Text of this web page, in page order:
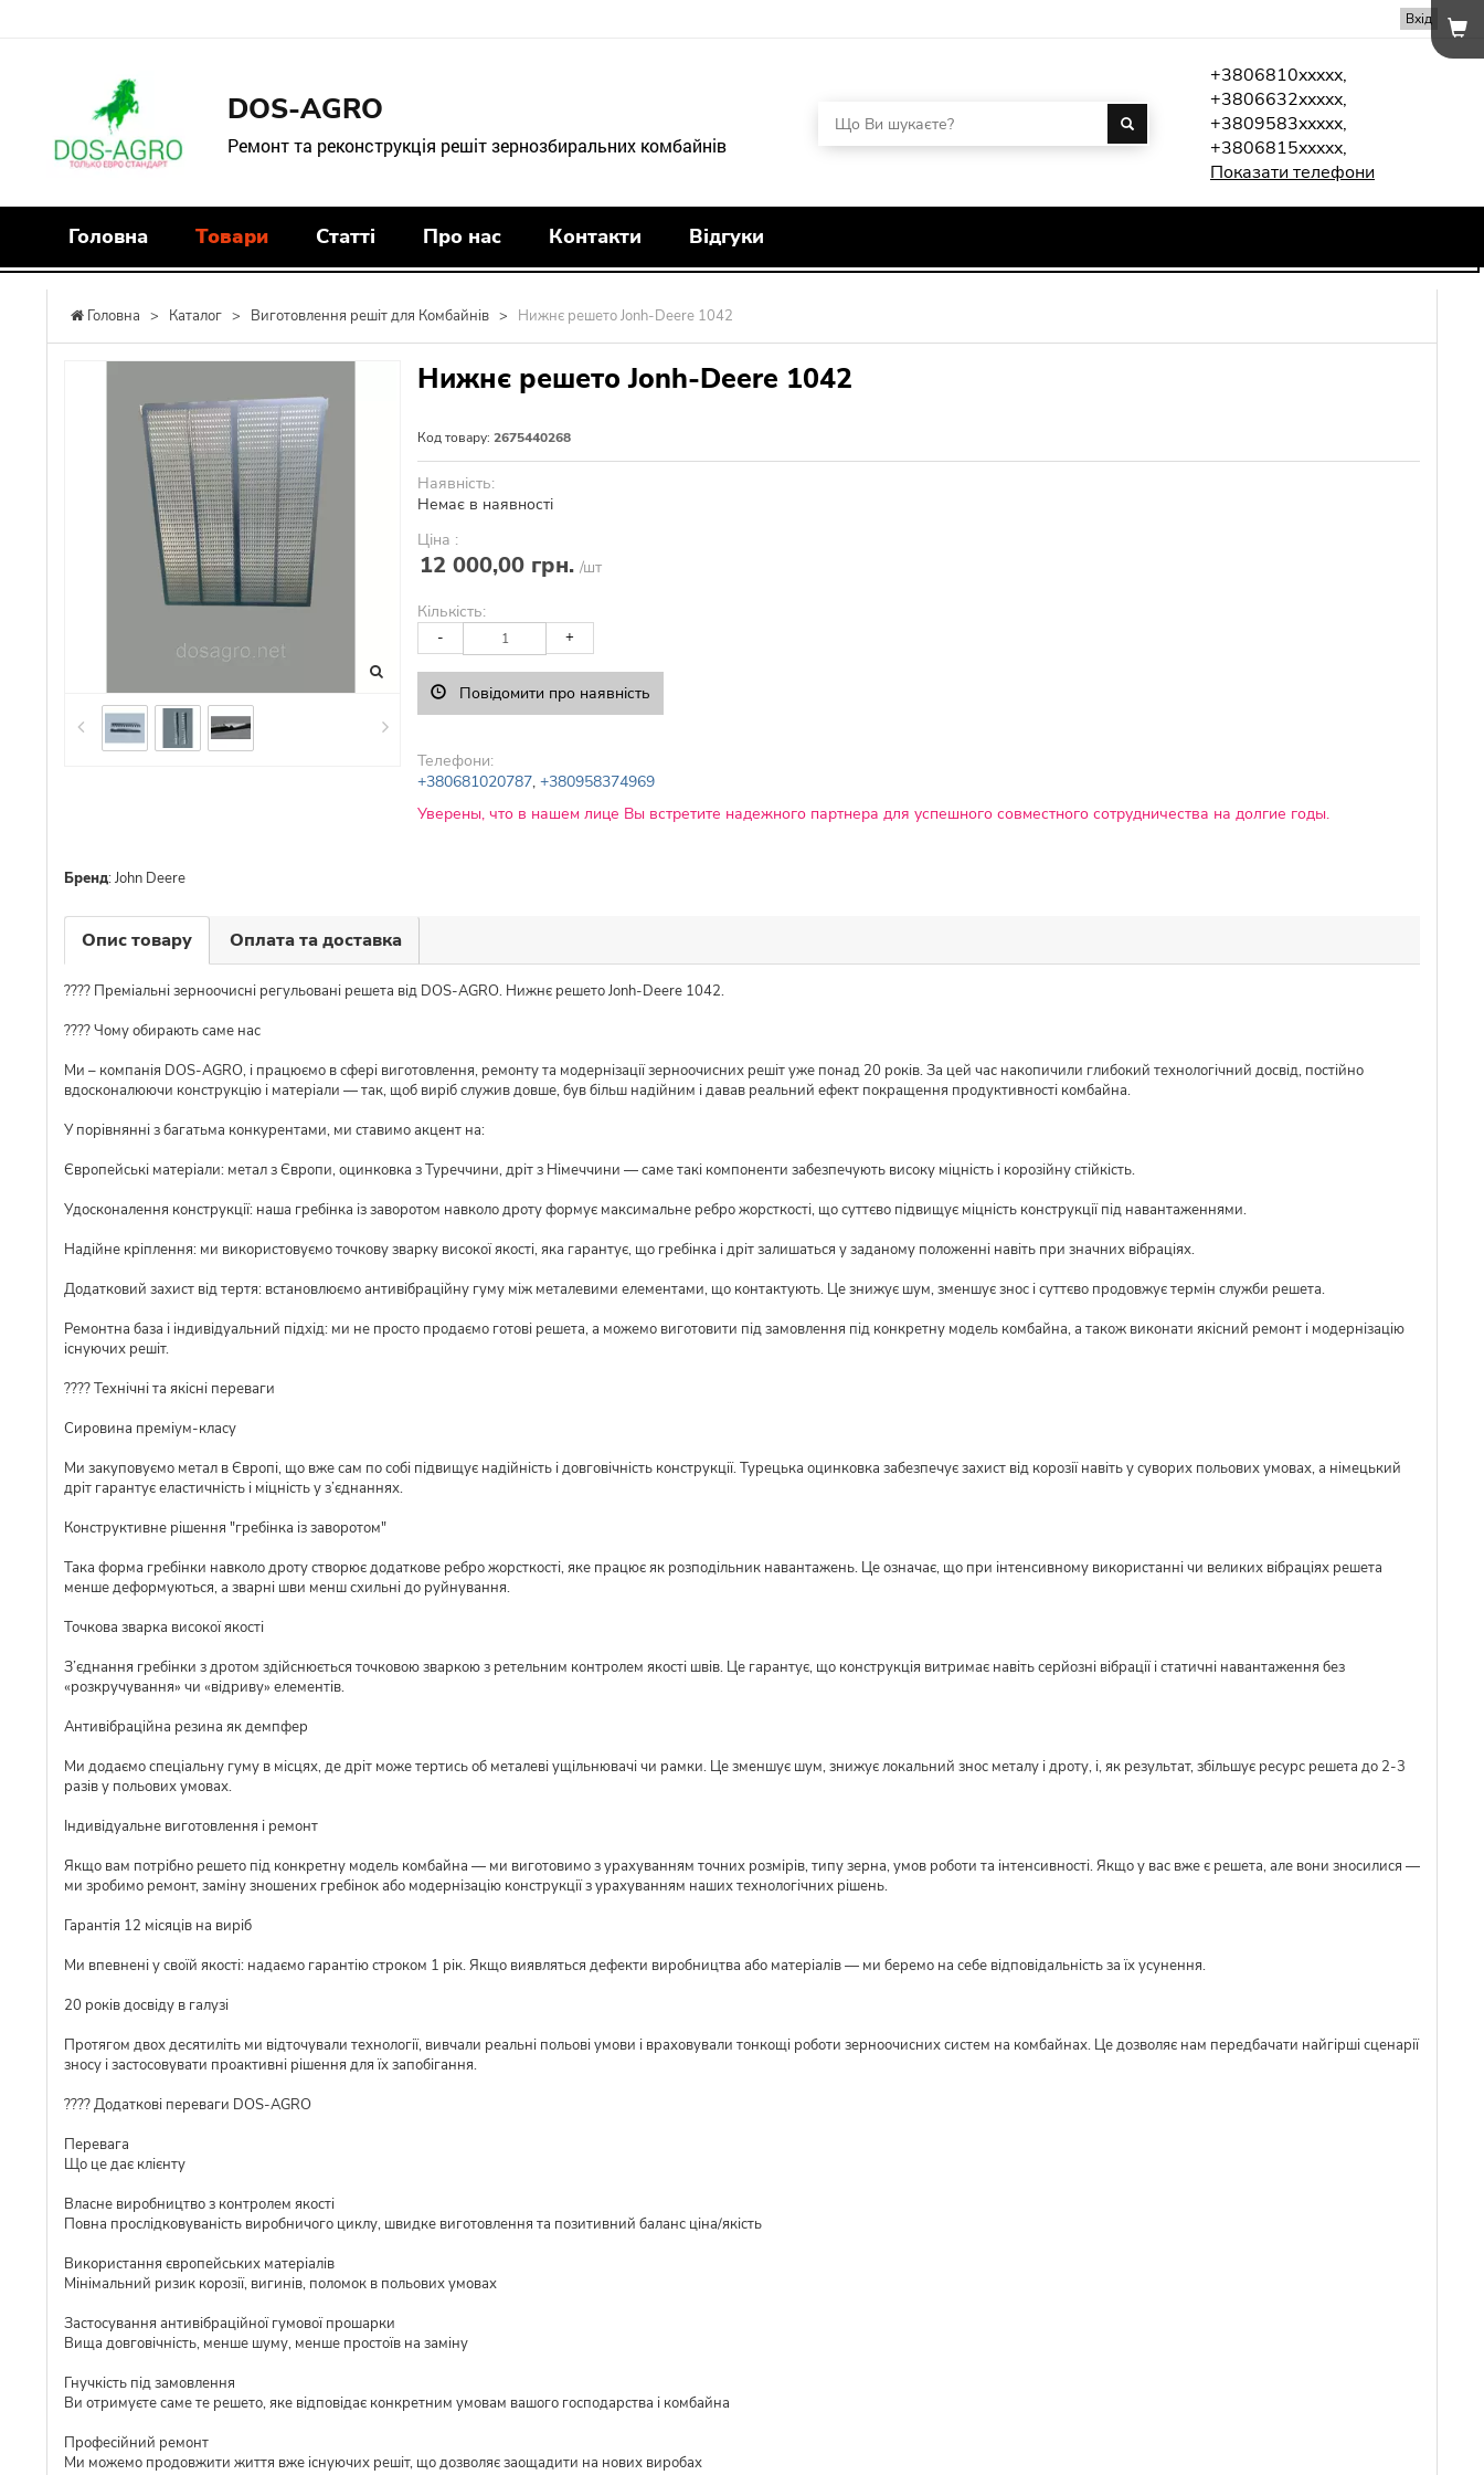
Вхід
DOS-AGRO
Ремонт та реконструкція решіт зернозбиральних комбайнів
+3806810xxxxx,
+3806632xxxxx,
+3809583xxxxx,
+3806815xxxxx,
Показати телефони
Головна Товари Статті Про нас Контакти Відгуки
Головна > Каталог > Виготовлення решіт для Комбайнів > Нижнє решето Jonh-Deere 1042
Нижнє решето Jonh-Deere 1042
Код товару: 2675440268
Наявність:
Немає в наявності
Ціна :
12 000,00 грн. /шт
Кількість:
- +
Повідомити про наявність
Телефони:
+380681020787, +380958374969
Уверены, что в нашем лице Вы встретите надежного партнера для успешного совместного сотрудничества на долгие годы.
Бренд:John Deere
Опис товару Оплата та доставка
???? Преміальні зерноочисні регульовані решета від DOS-AGRO. Нижнє решето Jonh-Deere 1042.
???? Чому обирають саме нас
Ми – компанія DOS-AGRO, і працюємо в сфері виготовлення, ремонту та модернізації зерноочисних решіт уже понад 20 років. За цей час накопичили глибокий технологічний досвід, постійно
вдосконалюючи конструкцію і матеріали — так, щоб виріб служив довше, був більш надійним і давав реальний ефект покращення продуктивності комбайна.
У порівнянні з багатьма конкурентами, ми ставимо акцент на:
Європейські матеріали: метал з Європи, оцинковка з Туреччини, дріт з Німеччини — саме такі компоненти забезпечують високу міцність і корозійну стійкість.
Удосконалення конструкції: наша гребінка із заворотом навколо дроту формує максимальне ребро жорсткості, що суттєво підвищує міцність конструкції під навантаженнями.
Надійне кріплення: ми використовуємо точкову зварку високої якості, яка гарантує, що гребінка і дріт залишаться у заданому положенні навіть при значних вібраціях.
Додатковий захист від тертя: встановлюємо антивібраційну гуму між металевими елементами, що контактують. Це знижує шум, зменшує знос і суттєво продовжує термін служби решета.
Ремонтна база і індивідуальний підхід: ми не просто продаємо готові решета, а можемо виготовити під замовлення під конкретну модель комбайна, а також виконати якісний ремонт і модернізацію
існуючих решіт.
???? Технічні та якісні переваги
Сировина преміум-класу
Ми закуповуємо метал в Європі, що вже сам по собі підвищує надійність і довговічність конструкції. Турецька оцинковка забезпечує захист від корозії навіть у суворих польових умовах, а німецький
дріт гарантує еластичність і міцність у з’єднаннях.
Конструктивне рішення "гребінка із заворотом"
Така форма гребінки навколо дроту створює додаткове ребро жорсткості, яке працює як розподільник навантажень. Це означає, що при інтенсивному використанні чи великих вібраціях решета
менше деформуються, а зварні шви менш схильні до руйнування.
Точкова зварка високої якості
З’єднання гребінки з дротом здійснюється точковою зваркою з ретельним контролем якості швів. Це гарантує, що конструкція витримає навіть серйозні вібрації і статичні навантаження без
«розкручування» чи «відриву» елементів.
Антивібраційна резина як демпфер
Ми додаємо спеціальну гуму в місцях, де дріт може тертись об металеві ущільнювачі чи рамки. Це зменшує шум, знижує локальний знос металу і дроту, і, як результат, збільшує ресурс решета до 2-3
разів у польових умовах.
Індивідуальне виготовлення і ремонт
Якщо вам потрібно решето під конкретну модель комбайна — ми виготовимо з урахуванням точних розмірів, типу зерна, умов роботи та інтенсивності. Якщо у вас вже є решета, але вони зносилися —
ми зробимо ремонт, заміну зношених гребінок або модернізацію конструкції з урахуванням наших технологічних рішень.
Гарантія 12 місяців на виріб
Ми впевнені у своїй якості: надаємо гарантію строком 1 рік. Якщо виявляться дефекти виробництва або матеріалів — ми беремо на себе відповідальність за їх усунення.
20 років досвіду в галузі
Протягом двох десятиліть ми відточували технології, вивчали реальні польові умови і враховували тонкощі роботи зерноочисних систем на комбайнах. Це дозволяє нам передбачати найгірші сценарії
зносу і застосовувати проактивні рішення для їх запобігання.
???? Додаткові переваги DOS-AGRO
Перевага
Що це дає клієнту
Власне виробництво з контролем якості
Повна прослідковуваність виробничого циклу, швидке виготовлення та позитивний баланс ціна/якість
Використання європейських матеріалів
Мінімальний ризик корозії, вигинів, поломок в польових умовах
Застосування антивібраційної гумової прошарки
Вища довговічність, менше шуму, менше простоїв на заміну
Гнучкість під замовлення
Ви отримуєте саме те решето, яке відповідає конкретним умовам вашого господарства і комбайна
Професійний ремонт
Ми можемо продовжити життя вже існуючих решіт, що дозволяє заощадити на нових виробах